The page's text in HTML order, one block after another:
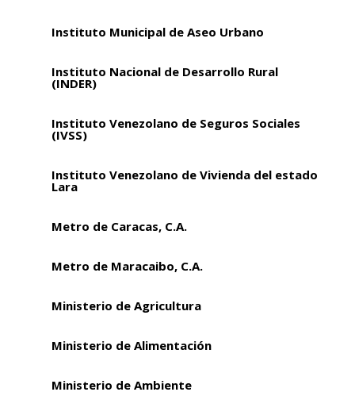
Instituto Municipal de Aseo Urbano
Instituto Nacional de Desarrollo Rural
(INDER)
Instituto Venezolano de Seguros Sociales
(IVSS)
Instituto Venezolano de Vivienda del estado
Lara
Metro de Caracas, C.A.
Metro de Maracaibo, C.A.
Ministerio de Agricultura
Ministerio de Alimentación
Ministerio de Ambiente